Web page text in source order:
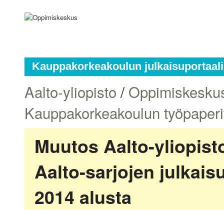
Kauppakorkeakoulun julkaisuportaali
Aalto-yliopisto /
Kauppakorkeakoulun
Muutos Aalto-
Aalto-sarjojen
2014 alusta